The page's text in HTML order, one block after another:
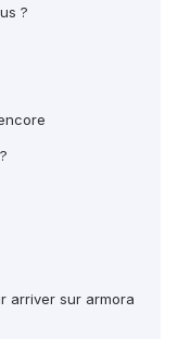
?
arriver sur armora